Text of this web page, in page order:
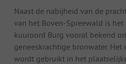
Naast de nabijheid van de
van het Boven-Spreewald is
kuuroord Burg vooral bekend
geneeskrachtige bronwater.
wordt gebruikt in het